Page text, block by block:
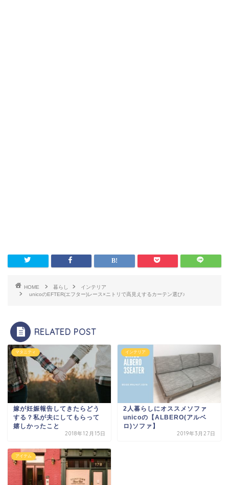
HOME 暮らし
インテリア
unicoのEFTER(エフター)レース×ニトリで高見えするカーテン選び♪
RELATED POST
マタニティ
嫁が妊娠報告してきたらどう
する？私が夫にしてもらって
嬉しかったこと
2018年12月15日
インテリア
2人暮らしにオススメソファ
unicoの【ALBERO(アルベ
ロ)ソファ】
2019年3月27日
アイテム